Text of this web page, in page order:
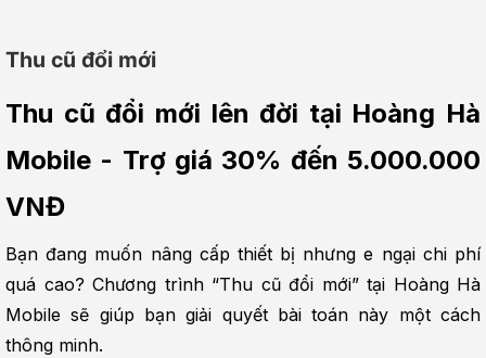
Thu cũ đổi mới
Thu cũ đổi mới lên đời tại Hoàng Hà
Mobile - Trợ giá 30% đến 5.000.000
VNĐ
Bạn đang muốn nâng cấp thiết bị nhưng e ngại chi phí
quá cao? Chương trình “Thu cũ đổi mới” tại Hoàng Hà
Mobile sẽ giúp bạn giải quyết bài toán này một cách
thông minh.